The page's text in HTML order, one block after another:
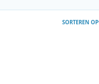
SORTEREN OP